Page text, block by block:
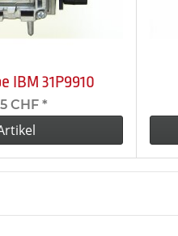
IBM 31P9910
CHF *